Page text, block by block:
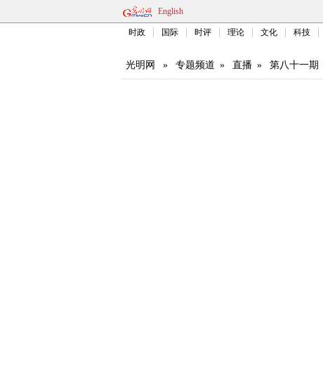
English
时政 国际 时评 理论 文化 科技
光明网 » 专题频道 » 直播 » 第八十一期